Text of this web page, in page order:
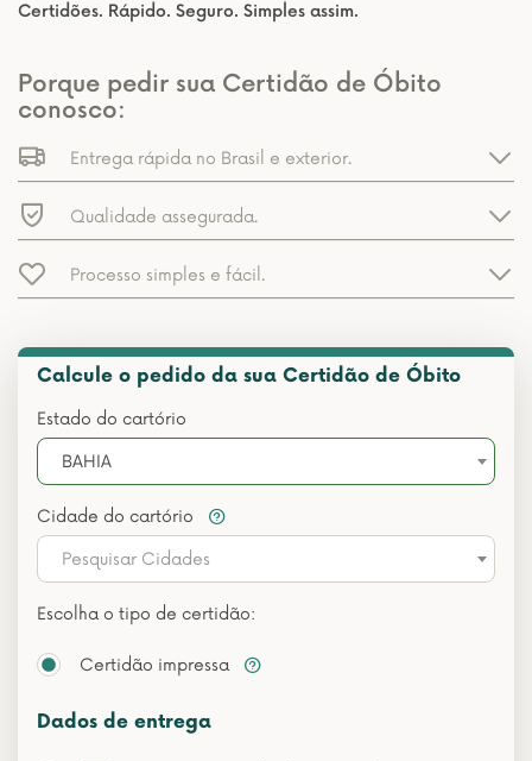
Certidões. Rápido. Seguro. Simples assim.
Porque pedir sua Certidão de Óbito
conosco:
Entrega rápida no Brasil e exterior.
Qualidade assegurada.
Processo simples e fácil.
Calcule o pedido da sua Certidão de Óbito
Estado do cartório
BAHIA
Cidade do cartório
Pesquisar Cidades
Escolha o tipo de certidão:
Certidão impressa
Dados de entrega